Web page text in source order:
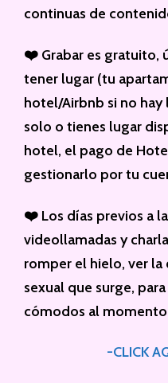
continuas de
❤️ Grabar es gratuito,
tener lugar (tu
hotel/Airbnb si no hay
solo o tienes lugar
hotel, el pago de
gestionarlo por tu
❤️ Los días previos a
videollamadas y
romper el hielo, ver
sexual que surge,
cómodos al
-CLICK